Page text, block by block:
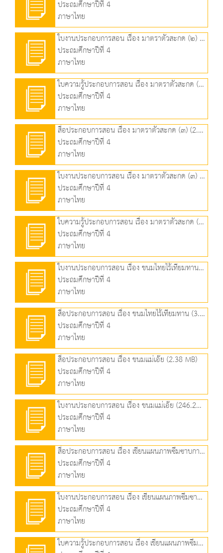
ประถมศึกษาปีที่ 4
ภาษาไทย
ใบงานประกอบการสอน เรื่อง มาตราตัวสะกด (๒) (512.94 KB)
ประถมศึกษาปีที่ 4
ภาษาไทย
ใบความรู้ประกอบการสอน เรื่อง มาตราตัวสะกด (๒) (263.86 KB)
ประถมศึกษาปีที่ 4
ภาษาไทย
สื่อประกอบการสอน เรื่อง มาตราตัวสะกด (๓) (2.90 MB)
ประถมศึกษาปีที่ 4
ภาษาไทย
ใบงานประกอบการสอน เรื่อง มาตราตัวสะกด (๓) (420.51 KB)
ประถมศึกษาปีที่ 4
ภาษาไทย
ใบความรู้ประกอบการสอน เรื่อง มาตราตัวสะกด (๓) (263.86 KB)
ประถมศึกษาปีที่ 4
ภาษาไทย
ใบงานประกอบการสอน เรื่อง ขนมไทยไร้เทียมทาน (121.47 KB)
ประถมศึกษาปีที่ 4
ภาษาไทย
สื่อประกอบการสอน เรื่อง ขนมไทยไร้เทียมทาน (3.57 MB)
ประถมศึกษาปีที่ 4
ภาษาไทย
สื่อประกอบการสอน เรื่อง ขนมแม่เอ๊ย (2.38 MB)
ประถมศึกษาปีที่ 4
ภาษาไทย
ใบงานประกอบการสอน เรื่อง ขนมแม่เอ๊ย (246.21 KB)
ประถมศึกษาปีที่ 4
ภาษาไทย
สื่อประกอบการสอน เรื่อง เขียนแผนภาพซึมซาบการอ่าน (4.00 MB)
ประถมศึกษาปีที่ 4
ภาษาไทย
ใบงานประกอบการสอน เรื่อง เขียนแผนภาพซึมซาบการอ่าน (232.59 KB)
ประถมศึกษาปีที่ 4
ภาษาไทย
ใบความรู้ประกอบการสอน เรื่อง เขียนแผนภาพซึมซาบการอ่าน (462.39 KB)